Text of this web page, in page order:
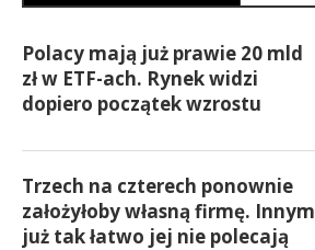
Polacy mają już prawie 20 mld
zł w ETF-ach. Rynek widzi
dopiero początek wzrostu
Trzech na czterech ponownie
założyłoby własną firmę. Innym
już tak łatwo jej nie polecają